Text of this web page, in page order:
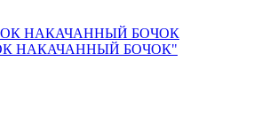
НАКАЧАННЫЙ БОЧОК"